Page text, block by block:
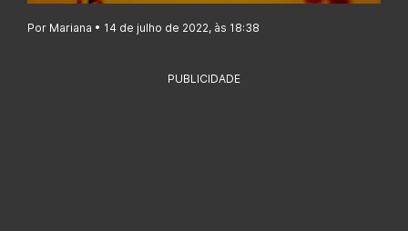
Por Mariana • 14 de julho de 2022, às 18:38
PUBLICIDADE